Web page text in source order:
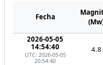
Fecha
2026-05-05
14:54:40
UTC: 2026-05-05
20:54:40
4.8